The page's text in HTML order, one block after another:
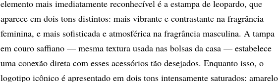
elemento mais imediatamente reconhecível é a estampa de leopardo, que
aparece em dois tons distintos: mais vibrante e contrastante na fragrância
feminina, e mais sofisticada e atmosférica na fragrância masculina. A tampa
em couro saffiano — mesma textura usada nas bolsas da casa — estabelece
uma conexão direta com esses acessórios tão desejados. Enquanto isso, o
logotipo icônico é apresentado em dois tons intensamente saturados: amarelo